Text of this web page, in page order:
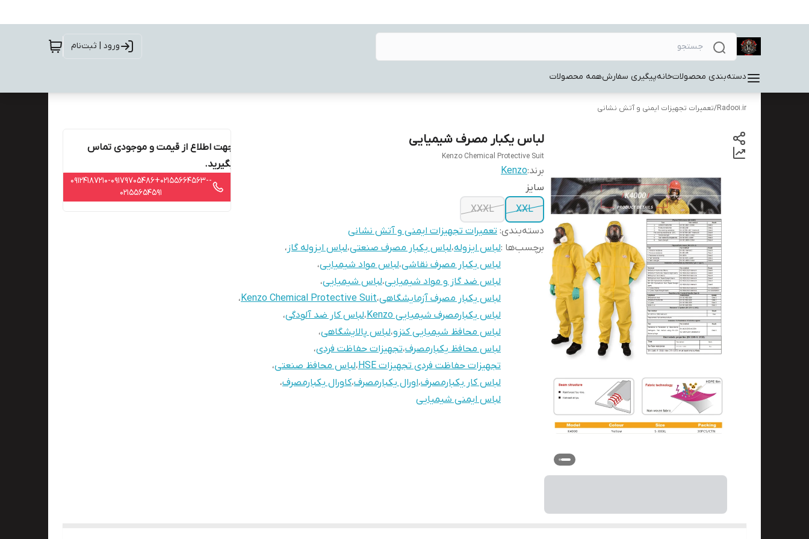
ورود | ثبت‌نام
دسته‌بندی محصولاتخانهپیگیری سفارشهمه محصولات
Radoo1.ir
/تعمیرات تجهیزات ایمنی و آتش نشانی
لباس یکبار مصرف شیمیایی
Kenzo Chemical Protective Suit
برند:Kenzo
سایز
XXL
XXXL
دسته‌بندی: تعمیرات تجهیزات ایمنی و آتش نشانی
برچسب‌ها :لباس ایزوله،لباس یکبار مصرف صنعتی،لباس ایزوله گاز ،
لباس یکبار مصرف نقاشی،لباس مواد شیمیایی،
لباس ضد گاز و مواد شیمیایی،لباس شیمیایی،
لباس یکبار مصرف آزمایشگاهی،Kenzo Chemical Protective Suit،
لباس یکبارمصرف شیمیایی Kenzo
،لباس کار ضد آلودگی،
لباس محافظ شیمیایی کنزو،لباس پالایشگاهی،
لباس محافظ یکبارمصرف،تجهیزات حفاظت فردی،
تجهیزات حفاظت فردی تجهیزات HSE
،لباس محافظ صنعتی،
لباس کار یکبارمصرف،اورال یکبارمصرف،کاورال یکبارمصرف،
لباس ایمنی شیمیایی
جهت اطلاع از قیمت و موجودی تماس
بگیرید.
-09124187210-۰۹۱۷۹۷۰۵۴۸۶+02155664563-
02155654591